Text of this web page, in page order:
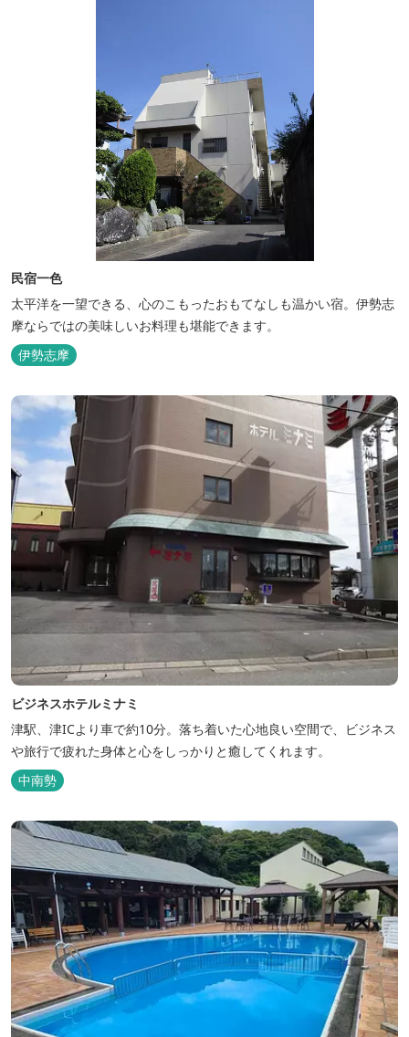
民宿一色
太平洋を一望できる、心のこもったおもてなしも温かい宿。伊勢志
摩ならではの美味しいお料理も堪能できます。
伊勢志摩
ビジネスホテルミナミ
津駅、津ICより車で約10分。落ち着いた心地良い空間で、ビジネス
や旅行で疲れた身体と心をしっかりと癒してくれます。
中南勢